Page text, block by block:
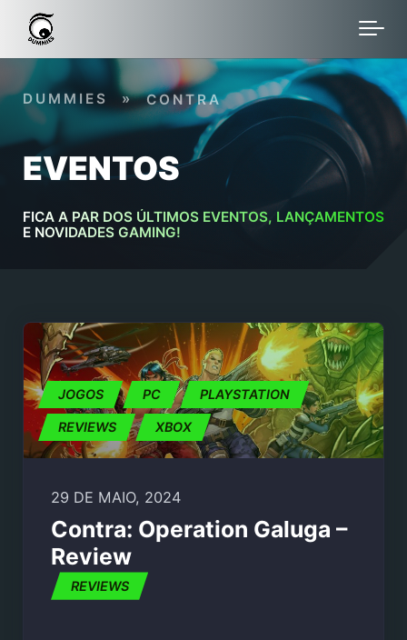
Skip to main content
EVENTOS
FICA A PAR DOS ÚLTIMOS EVENTOS, LANÇAMENTOS
E NOVIDADES GAMING!
DUMMIES » CONTRA
JOGOS PC PLAYSTATION
REVIEWS XBOX
29 DE MAIO, 2024
Contra: Operation Galuga –
Review
REVIEWS